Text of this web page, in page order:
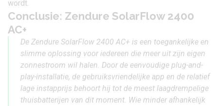
wordt.
Conclusie: Zendure SolarFlow 2400
AC+
De Zendure SolarFlow 2400 AC+ is een toegankelijke en
slimme oplossing voor iedereen die meer uit zijn eigen
zonnestroom wil halen. Door de eenvoudige plug-and-
play-installatie, de gebruiksvriendelijke app en de relatief
lage instapprijs behoort hij tot de meest laagdrempelige
thuisbatterijen van dit moment. Wie minder afhankelijk